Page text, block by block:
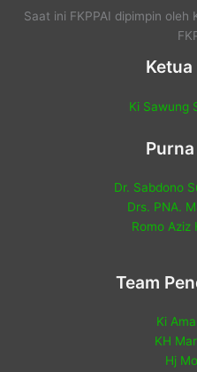
Saat ini FKPPAI dipimpin oleh
Ki Sawung
Dr. Sabdono
Drs. PNA.
Romo Aziz
Team
Ki
KH
Hj